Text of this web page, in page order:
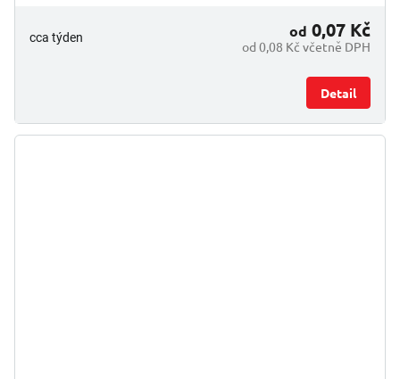
cca týden
od 0,08 Kč včetně DPH
od 0,07 Kč
Detail